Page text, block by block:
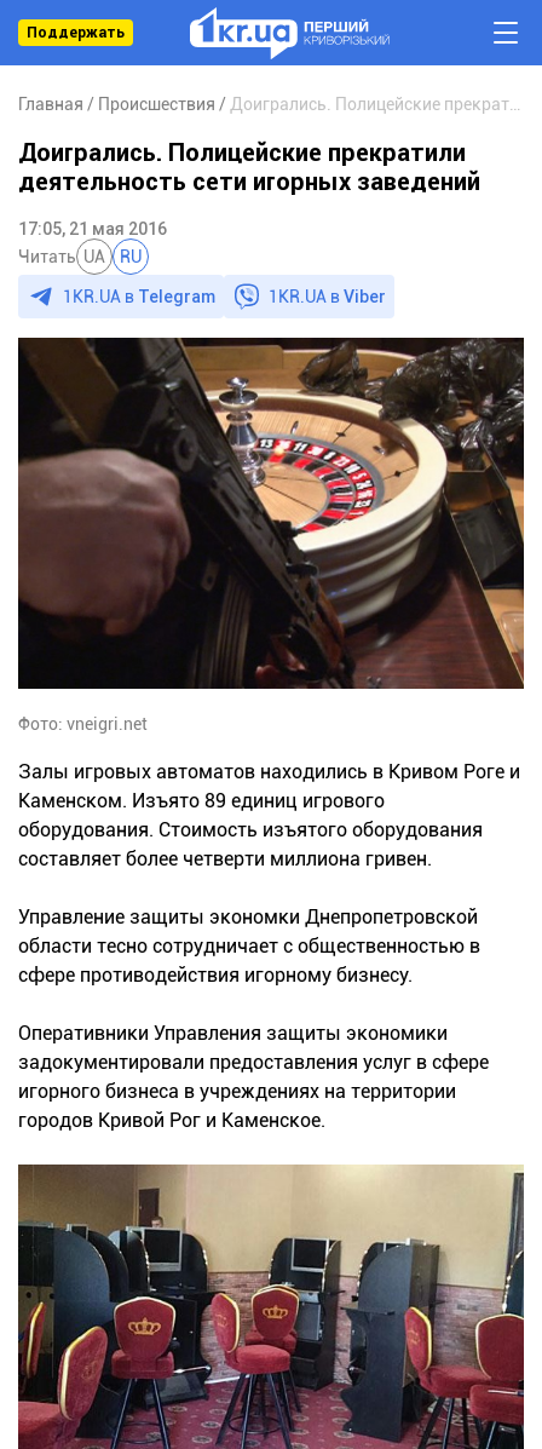
Поддержать
Главная Происшествия
Доигрались. Полицейские прекратили
деятельность сети игорных заведений
17:05, 21 мая 2016
Читать UA RU
1KR.UA в Telegram 1KR.UA вViber
Фото: vneigri.net
Залы игровых автоматов находились в Кривом Роге и
Каменском. Изъято 89 единиц игрового
оборудования. Стоимость изъятого оборудования
составляет более четверти миллиона гривен.
Управление защиты экономки Днепропетровской
области тесно сотрудничает с общественностью в
сфере противодействия игорному бизнесу.
Оперативники Управления защиты экономики
задокументировали предоставления услуг в сфере
игорного бизнеса в учреждениях на территории
городов Кривой Рог и Каменское.